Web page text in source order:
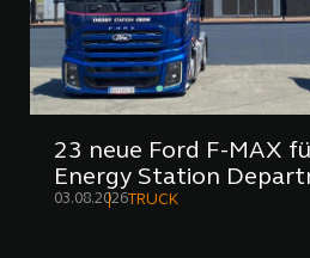
23 neue Ford F-MAX
Energy Station
03.08.2026TRUCK